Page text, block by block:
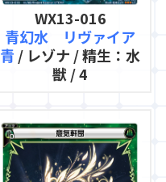
WX13-016
青幻水 リヴァイア
青 / レゾナ / 精生：水
獣 / 4